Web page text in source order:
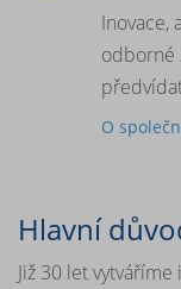
Inovace,
odborné
O
Hlavní
Již 30 let